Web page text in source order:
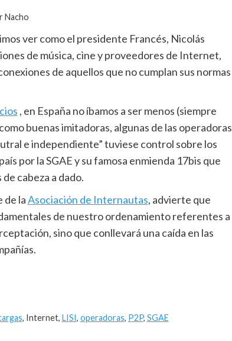
Nacho
ver como el presidente Francés, Nicolás
de música, cine y proveedores de Internet,
de aquellos que no cumplan sus normas
, en España no íbamos a ser menos (siempre
buenas imitadoras, algunas de las operadoras
e independiente” tuviese control sobre los
por la SGAE y su famosa enmienda 17bis que
cabeza a dado.
de laAsociación de Internautas, advierte que
de nuestro ordenamiento referentes a
sino que conllevará una caída en las
, Internet, LISI, operadoras, P2P, SGAE